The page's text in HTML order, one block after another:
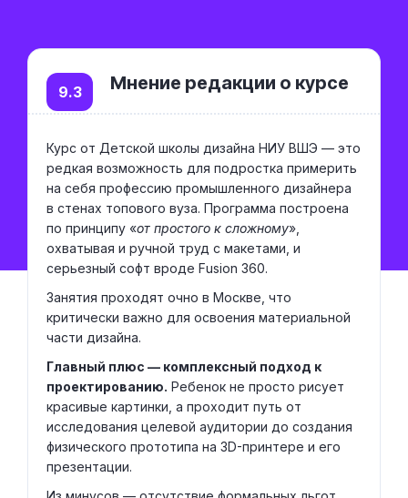
Мнение редакции о курсе
9.3
Курс от Детской школы дизайна НИУ ВШЭ — это
редкая возможность для подростка примерить
на себя профессию промышленного дизайнера
в стенах топового вуза. Программа построена
по принципу «от простого к сложному»,
охватывая и ручной труд с макетами, и
серьезный софт вроде Fusion 360.
Занятия проходят очно в Москве, что
критически важно для освоения материальной
части дизайна.
Главный плюс — комплексный подход к
проектированию. Ребенок не просто рисует
красивые картинки, а проходит путь от
исследования целевой аудитории до создания
физического прототипа на 3D-принтере и его
презентации.